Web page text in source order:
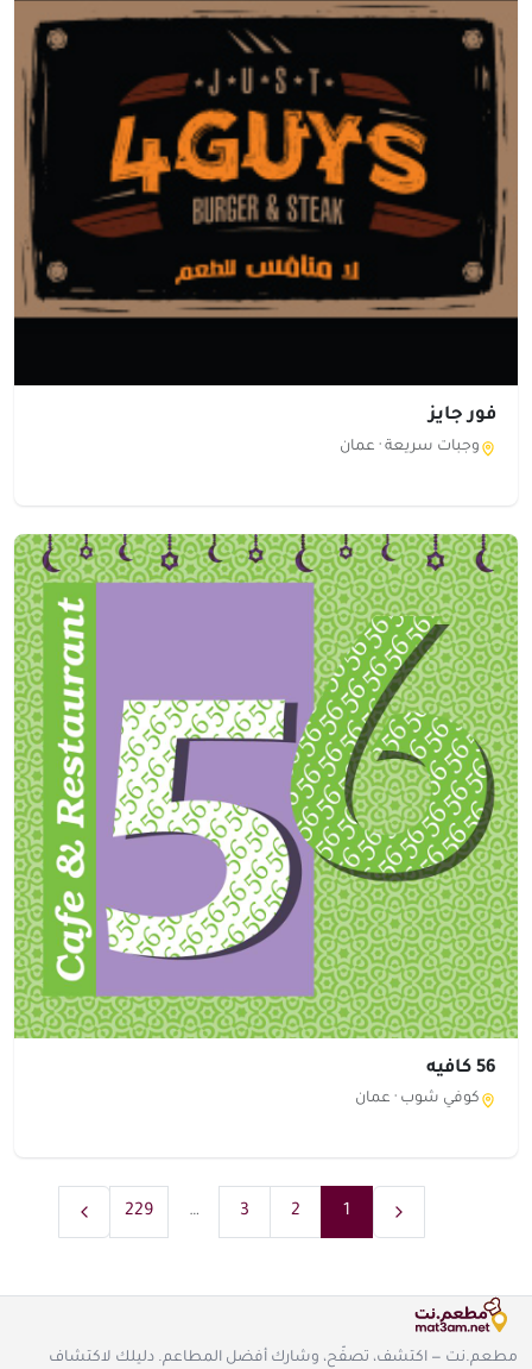
فور جايز
وجبات سريعة · عمان
56 كافيه
كوفي شوب · عمان
1
2
3
…
229
مطعم.نت — اكتشف، تصفّح، وشارك أفضل المطاعم. دليلك لاكتشاف